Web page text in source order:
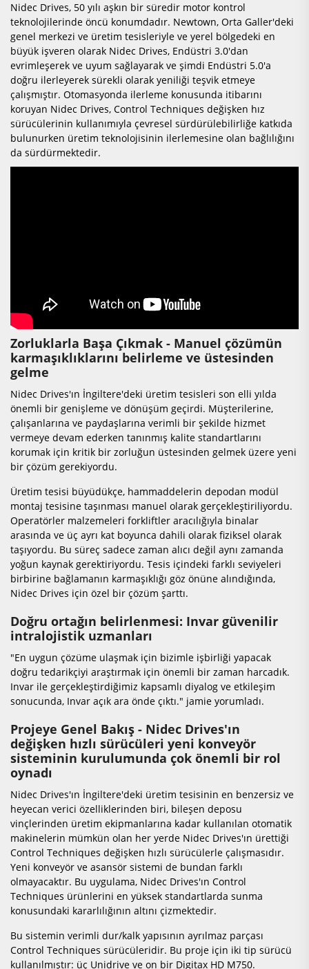
Nidec Drives, 50 yılı aşkın bir süredir motor kontrol
teknolojilerinde öncü konumdadır. Newtown, Orta Galler'deki
genel merkezi ve üretim tesisleriyle ve yerel bölgedeki en
büyük işveren olarak Nidec Drives, Endüstri 3.0'dan
evrimleşerek ve uyum sağlayarak ve şimdi Endüstri 5.0'a
doğru ilerleyerek sürekli olarak yeniliği teşvik etmeye
çalışmıştır. Otomasyonda ilerleme konusunda itibarını
koruyan Nidec Drives, Control Techniques değişken hız
sürücülerinin kullanımıyla çevresel sürdürülebilirliğe katkıda
bulunurken üretim teknolojisinin ilerlemesine olan bağlılığını
da sürdürmektedir.
Zorluklarla Başa Çıkmak - Manuel çözümün
karmaşıklıklarını belirleme ve üstesinden
gelme
Nidec Drives'ın İngiltere'deki üretim tesisleri son elli yılda
önemli bir genişleme ve dönüşüm geçirdi. Müşterilerine,
çalışanlarına ve paydaşlarına verimli bir şekilde hizmet
vermeye devam ederken tanınmış kalite standartlarını
korumak için kritik bir zorluğun üstesinden gelmek üzere yeni
bir çözüm gerekiyordu.
Üretim tesisi büyüdükçe, hammaddelerin depodan modül
montaj tesisine taşınması manuel olarak gerçekleştiriliyordu.
Operatörler malzemeleri forkliftler aracılığıyla binalar
arasında ve üç ayrı kat boyunca dahili olarak fiziksel olarak
taşıyordu. Bu süreç sadece zaman alıcı değil aynı zamanda
yoğun kaynak gerektiriyordu. Tesis içindeki farklı seviyeleri
birbirine bağlamanın karmaşıklığı göz önüne alındığında,
Nidec Drives için özel bir çözüm şarttı.
Doğru ortağın belirlenmesi: Invar güvenilir
intralojistik uzmanları
"En uygun çözüme ulaşmak için bizimle işbirliği yapacak
doğru tedarikçiyi araştırmak için önemli bir zaman harcadık.
Invar ile gerçekleştirdiğimiz kapsamlı diyalog ve etkileşim
sonucunda, Invar açık ara önde çıktı." jamie yorumladı.
Projeye Genel Bakış - Nidec Drives'ın
değişken hızlı sürücüleri yeni konveyör
sisteminin kurulumunda çok önemli bir rol
oynadı
Nidec Drives'ın İngiltere'deki üretim tesisinin en benzersiz ve
heyecan verici özelliklerinden biri, bileşen deposu
vinçlerinden üretim ekipmanlarına kadar kullanılan otomatik
makinelerin mümkün olan her yerde Nidec Drives'ın ürettiği
Control Techniques değişken hızlı sürücülerle çalışmasıdır.
Yeni konveyör ve asansör sistemi de bundan farklı
olmayacaktır. Bu uygulama, Nidec Drives'ın Control
Techniques ürünlerini en yüksek standartlarda sunma
konusundaki kararlılığının altını çizmektedir.
Bu sistemin verimli dur/kalk yapısının ayrılmaz parçası
Control Techniques sürücüleridir. Bu proje için iki tip sürücü
kullanılmıştır: üç Unidrive ve on bir Digitax HD M750.